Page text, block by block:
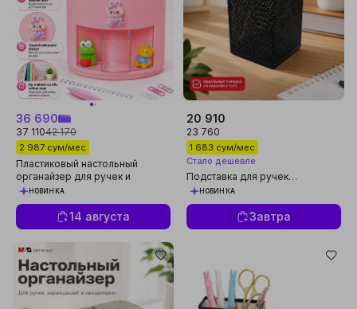
36 690
37 11042 170
2 987 сум/мес
Пластиковый настольный
органайзер для ручек и
канцелярии, розовый
НОВИНКА
14 августа
20 910
23 760
1 683 сум/мес
Стало дешевле
Подставка для ручек
металлическая квадратная,
черная M&G ABT98401
НОВИНКА
Завтра